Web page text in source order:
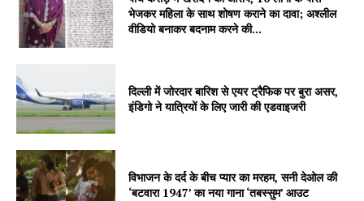
भेजकर महिला के साथ शोषण कराने का दावा; अश्लील
वीडियो बनाकर बदनाम करने की...
दिल्ली में जोरदार बारिश से एयर ट्रैफिक पर बुरा असर,
इंडिगो ने यात्रियों के लिए जारी की एडवाइजरी
विभाजन के दर्द के बीच प्यार का मरहम, सनी देओल की
‘बटवारा 1947’ का नया गाना ‘तबस्सुम’ आउट